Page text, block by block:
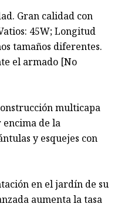
Gran calidad con
45W; Longitud
tamaños diferentes.
el armado [No
multicapa
encima de la
y esquejes con
en el jardín de su
aumenta la tasa